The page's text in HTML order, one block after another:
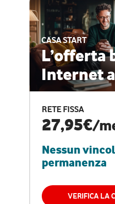
CASA START
L’offerta
Internet
RETE FISSA
27,95€/
Nessun
permanenza
VERIFICA LA
CASA PRO
RETE
29,95€